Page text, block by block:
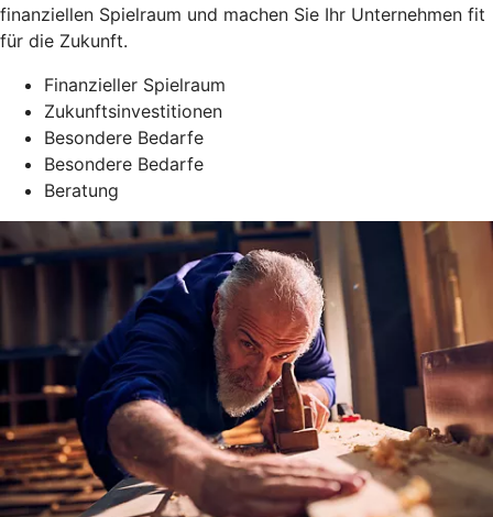
finanziellen Spielraum und machen Sie Ihr Unternehmen fit
für die Zukunft.
Finanzieller Spielraum
Zukunftsinvestitionen
Besondere Bedarfe
Besondere Bedarfe
Beratung